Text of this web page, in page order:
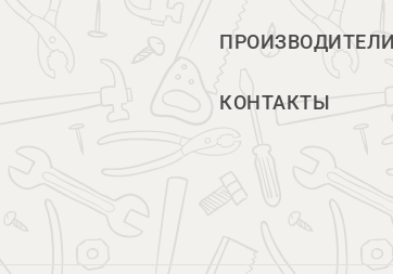
ПРОИЗВОДИТЕЛИ
КОНТАКТЫ